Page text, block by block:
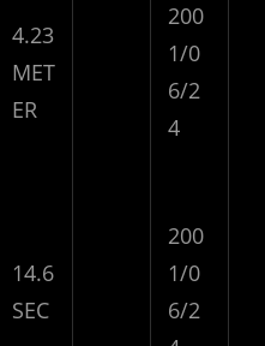
4.23
MET
ER
200
1/0
6/2
4
14.6
SEC
200
1/0
6/2